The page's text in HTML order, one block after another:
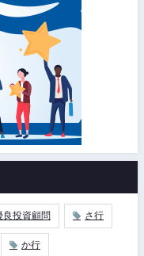
良投資顧問 さ行
か行